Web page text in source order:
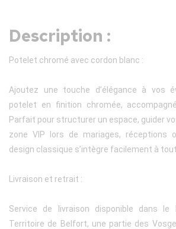
Description :
Potelet chromé avec cordon blanc :
Ajoutez une touche d’élégance à vos
potelet en finition chromée,
Parfait pour structurer un espace, guider
zone VIP lors de mariages, réceptions
design classique s’intègre facilement à
Livraison et retrait :
Service de livraison disponible dans le
Territoire de Belfort, une partie des